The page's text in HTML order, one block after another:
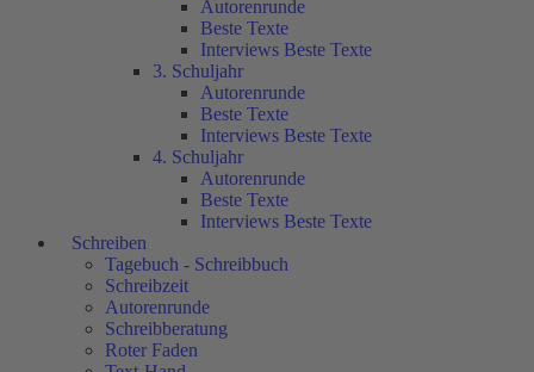
Autorenrunde
Beste Texte
Interviews Beste Texte
3. Schuljahr
Autorenrunde
Beste Texte
Interviews Beste Texte
4. Schuljahr
Autorenrunde
Beste Texte
Interviews Beste Texte
Schreiben
Tagebuch - Schreibbuch
Schreibzeit
Autorenrunde
Schreibberatung
Roter Faden